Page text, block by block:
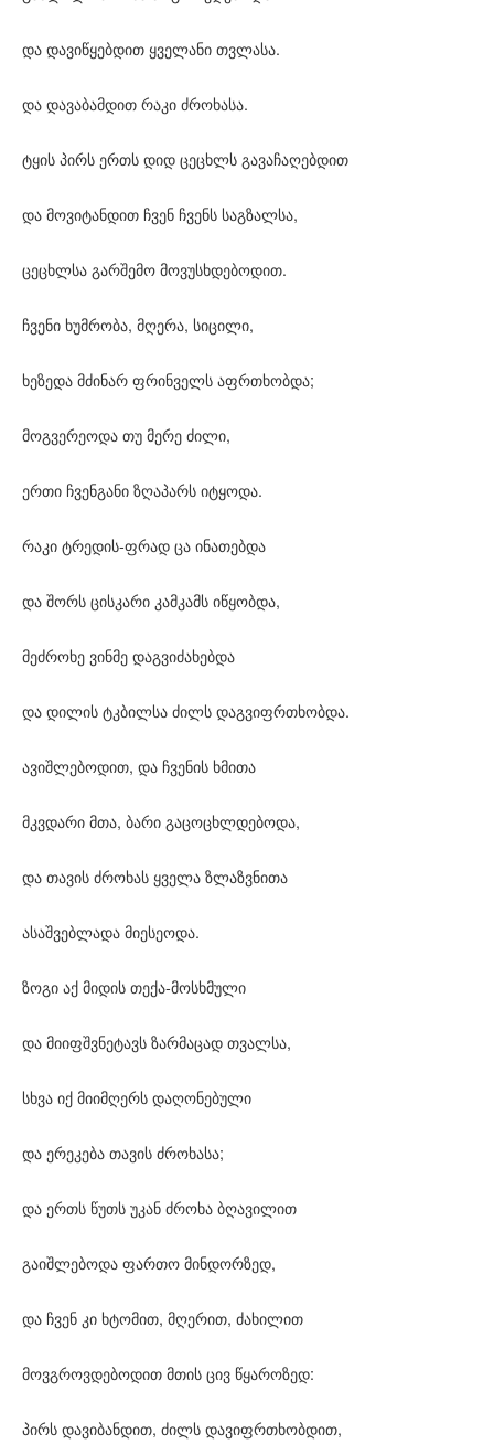
და დავიწყებდით ყველანი თვლასა.
და დავაბამდით რაკი ძროხასა.
ტყის პირს ერთს დიდ ცეცხლს გავაჩაღებდით
და მოვიტანდით ჩვენ ჩვენს საგზალსა,
ცეცხლსა გარშემო მოვუსხდებოდით.
ჩვენი ხუმრობა, მღერა, სიცილი,
ხეზედა მძინარ ფრინველს აფრთხობდა;
მოგვერეოდა თუ მერე ძილი,
ერთი ჩვენგანი ზღაპარს იტყოდა.
რაკი ტრედის-ფრად ცა ინათებდა
და შორს ცისკარი კამკამს იწყობდა,
მეძროხე ვინმე დაგვიძახებდა
და დილის ტკბილსა ძილს დაგვიფრთხობდა.
ავიშლებოდით, და ჩვენის ხმითა
მკვდარი მთა, ბარი გაცოცხლდებოდა,
და თავის ძროხას ყველა ზლაზვნითა
ასაშვებლადა მიესეოდა.
ზოგი აქ მიდის თექა-მოსხმული
და მიიფშვნეტავს ზარმაცად თვალსა,
სხვა იქ მიიმღერს დაღონებული
და ერეკება თავის ძროხასა;
და ერთს წუთს უკან ძროხა ბღავილით
გაიშლებოდა ფართო მინდორზედ,
და ჩვენ კი ხტომით, მღერით, ძახილით
მოვგროვდებოდით მთის ცივ წყაროზედ:
პირს დავიბანდით, ძილს დავიფრთხობდით,